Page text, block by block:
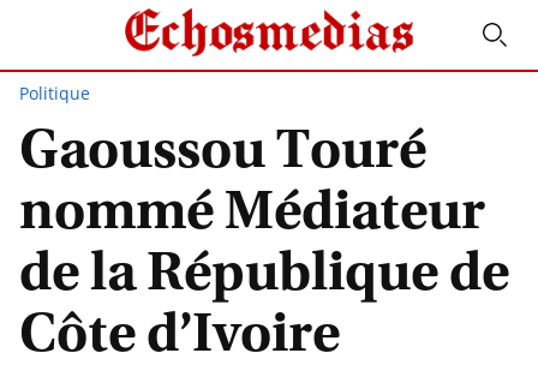
Politique
Gaoussou Touré
nommé Médiateur
de la République de
Côte d’Ivoire